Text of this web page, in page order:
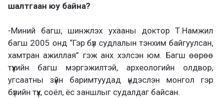
шалтгаан юу байна?
-Миний багш, шинжлэх ухааны доктор Т.Намжил
багш 2005 онд “Гэр бүл судлалын тэнхим байгуулсан,
хамтран ажиллая” гэж анх хэлсэн юм. Багш өөрөө
түүхийн багш мэргэжилтэй, археологийн олдвор,
угсаатны зүйн баримтуудад үндэслэн монгол гэр
бүлийн түүх, соёл, ёс заншлыг судалдаг байсан.